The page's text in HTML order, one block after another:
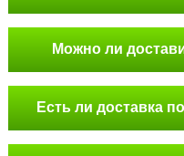
Можно ли
Есть ли доставка